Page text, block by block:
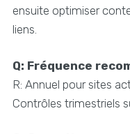
ensuite optimiser
liens.
Q: Fréquence
R: Annuel pour sites
Contrôles trimestriels